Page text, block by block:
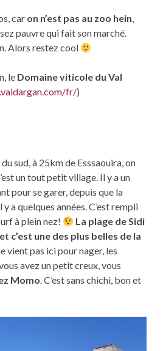
car on n’est pas au zoo hein,
pauvre qui fait son marché.
Alors restez cool
le Domaine viticole du Val
fr/)
sud, à 25km de Esssaouira, on
un tout petit village. Il y a un
pour se garer, depuis que la
a quelques années. C’est rempli
à plein nez!
La plage de Sidi
c’est une des plus belles de la
vient pas ici pour nager, les
avez un petit creux, vous
Momo. C’est sans chichi, bon et